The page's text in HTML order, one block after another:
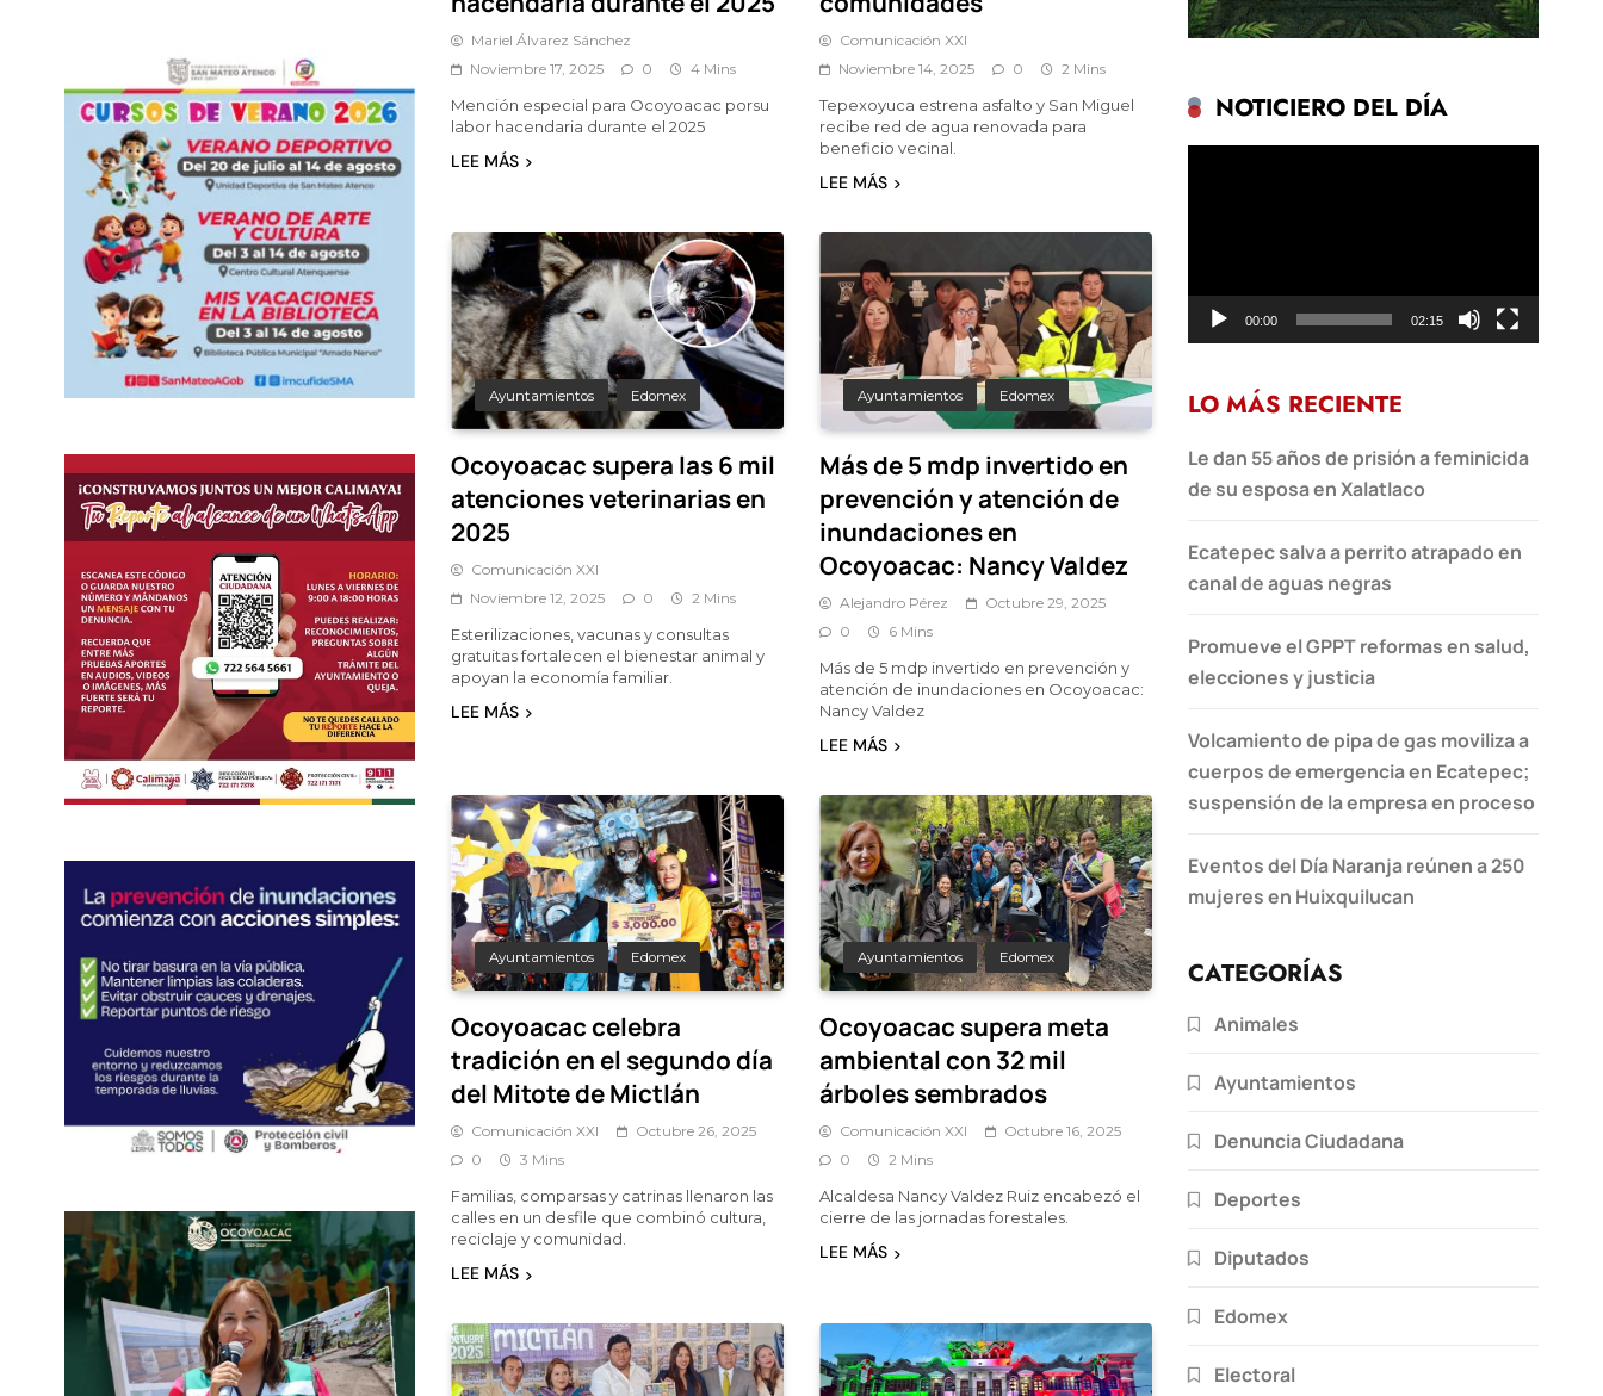
Mariel Álvarez Sánchez
Noviembre 17, 2025
0 4 Mins
Mención especial para Ocoyoacac porsu
labor hacendaria durante el 2025
LEE MÁS
Comunicación XXI
Noviembre 14, 2025
0 2 Mins
Tepexoyuca estrena asfalto y San Miguel
recibe red de agua renovada para
beneficio vecinal.
LEE MÁS
Ayuntamientos Edomex
Ocoyoacac supera las 6 mil
atenciones veterinarias en
2025
Comunicación XXI
Noviembre 12, 2025
0 2 Mins
Esterilizaciones, vacunas y consultas
gratuitas fortalecen el bienestar animal y
apoyan la economía familiar.
LEE MÁS
Ayuntamientos Edomex
Más de 5 mdp invertido en
prevención y atención de
inundaciones en
Ocoyoacac: Nancy Valdez
Alejandro Pérez
Octubre 29, 2025
0
6 Mins
Más de 5 mdp invertido en prevención y
atención de inundaciones en Ocoyoacac:
Nancy Valdez
LEE MÁS
Ayuntamientos Edomex
Ocoyoacac celebra
tradición en el segundo día
del Mitote de Mictlán
Comunicación XXI
Octubre 26, 2025
0
3 Mins
Familias, comparsas y catrinas llenaron las
calles en un desfile que combinó cultura,
reciclaje y comunidad.
LEE MÁS
Ayuntamientos Edomex
Ocoyoacac supera meta
ambiental con 32 mil
árboles sembrados
Comunicación XXI
Octubre 16, 2025
0
2 Mins
Alcaldesa Nancy Valdez Ruiz encabezó el
cierre de las jornadas forestales.
LEE MÁS
NOTICIERO DEL DÍA
00:00 02:15
LO MÁS RECIENTE
Le dan 55 años de prisión a feminicida
de su esposa en Xalatlaco
Ecatepec salva a perrito atrapado en
canal de aguas negras
Promueve el GPPT reformas en salud,
elecciones y justicia
Volcamiento de pipa de gas moviliza a
cuerpos de emergencia en Ecatepec;
suspensión de la empresa en proceso
Eventos del Día Naranja reúnen a 250
mujeres en Huixquilucan
CATEGORÍAS
Animales
Ayuntamientos
Denuncia Ciudadana
Deportes
Diputados
Edomex
Electoral